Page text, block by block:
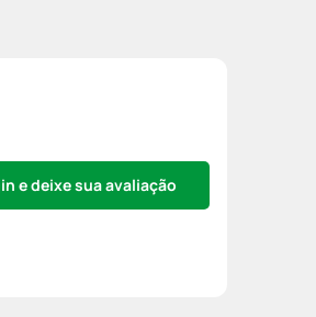
e deixe sua avaliação